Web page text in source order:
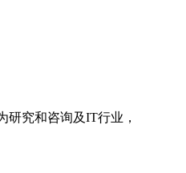
研究和咨询及IT行业，